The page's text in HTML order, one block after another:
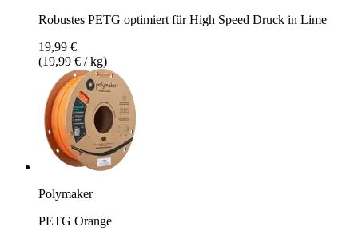
Robustes PETG optimiert für High Speed Druck in Lime
19,99 €
(19,99 € / kg)
Polymaker
PETG Orange